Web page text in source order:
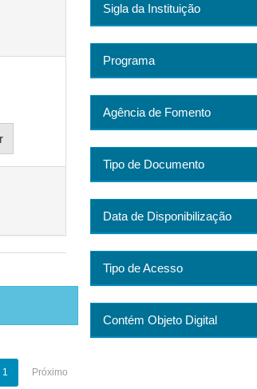
1 Próximo
Sigla da Instituição
Programa
Agência de Fomento
Tipo de Documento
Data de Disponibilização
Tipo de Acesso
Contém Objeto Digital